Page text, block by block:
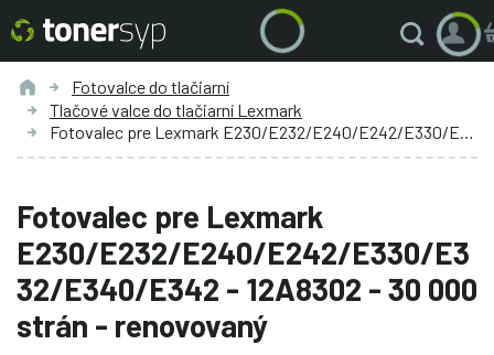
Fotovalce do tlačiarní
Tlačové valce do tlačiarní Lexmark
Fotovalec pre Lexmark E230/E232/E240/E242/E330/E332/E340/E342 - 12A8302 - 30 000 strán - renovovaný
Fotovalec pre Lexmark
E230/E232/E240/E242/E330/E3
32/E340/E342 - 12A8302 - 30 000
strán - renovovaný